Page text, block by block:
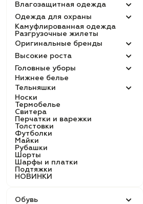
Влагозащитная одежда
Одежда для охраны
Камуфлированная одежда
Разгрузочные жилеты
Оригинальные бренды
Высокие роста
Головные уборы
Нижнее белье
Тельняшки
Носки
Термобелье
Свитера
Перчатки и варежки
Толстовки
Футболки
Майки
Рубашки
Шорты
Шарфы и платки
Подтяжки
НОВИНКИ
Обувь